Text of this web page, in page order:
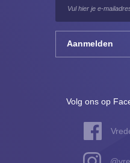
Volg ons op